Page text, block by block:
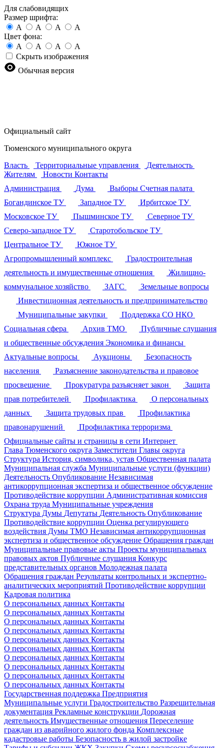
Для слабовидящих
Размер шрифта:
A
A A
A
Цвет фона:
A
A A
A
Скрыть изображения
Обычная версия
Официальный сайт
Тюменского муниципального округа
Власть
Территориальные управления
Деятельность
Жителям
Новости Контакты
Администрация
Дума Выборы Счетная палата
Богандинское ТУ
Западное ТУ
Ирбитское ТУ
Московское ТУ
Пышминское ТУ
Северное ТУ
Северо-западное ТУ
Старотобольское ТУ
Центральное ТУ
Южное ТУ
Агропромышленный комплекс
Градостроительная
деятельность и имущественные отношения
Жилищно-
коммунальное хозяйство
ЗАГС
Земельные вопросы
Инвестиционная деятельность и предпринимательство
Муниципальные закупки
Поддержка СО НКО
Социальная сфера
Архив ТМО
Публичные слушания
и общественные обсуждения Экономика и финансы
Актуальные вопросы
Аукционы
Безопасность
населения
Разъяснение законодательства и правовое
просвещение
Прокуратура разъясняет закон
Защита
прав потребителей
Профилактика
О персональных
данных
Защита трудовых прав
Профилактика
правонарушений
Профилактика терроризма
Официальные сайты и страницы в сети Интернет
Глава Тюменского округа Заместители Главы округа
Структура История, символика, устав Общественная палата
Муниципальная служба Муниципальные услуги (функции)
Деятельность Опубликование Независимая
антикоррупционная экспертиза и общественное обсуждение
Противодействие коррупции Административная комиссия
Охрана труда Муниципальные учреждения
Структура Думы Депутаты Деятельность Опубликование
Противодействие коррупции Оценка регулирующего
воздействия Думы ТМО Независимая антикоррупционная
экспертиза и общественное обсуждение Обращения граждан
Муниципальные правовые акты Проекты муниципальных
правовых актов Публичные слушания Конкурс
представительных органов Молодежная палата
Обращения граждан Результаты контрольных и экспертно-
аналитических мероприятий Противодействие коррупции
Кадровая политика
О персональных данных Контакты
О персональных данных Контакты
О персональных данных Контакты
О персональных данных Контакты
О персональных данных Контакты
О персональных данных Контакты
О персональных данных Контакты
О персональных данных Контакты
О персональных данных Контакты
О персональных данных Контакты
Государственная поддержка Предприятия
Муниципальные услуги Градостроительство Разрешительная
документация Рекламные конструкции Дорожная
деятельность Имущественные отношения Переселение
граждан из аварийного жилого фонда Комплексные
кадастровые работы Безопасность в жилой застройке